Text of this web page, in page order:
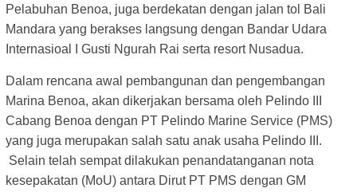
Pelabuhan Benoa, juga berdekatan dengan jalan tol Bali
Mandara yang berakses langsung dengan Bandar Udara
Internasioal I Gusti Ngurah Rai serta resort Nusadua.
Dalam rencana awal pembangunan dan pengembangan
Marina Benoa, akan dikerjakan bersama oleh Pelindo III
Cabang Benoa dengan PT Pelindo Marine Service (PMS)
yang juga merupakan salah satu anak usaha Pelindo III.
Selain telah sempat dilakukan penandatanganan nota
kesepakatan (MoU) antara Dirut PT PMS dengan GM